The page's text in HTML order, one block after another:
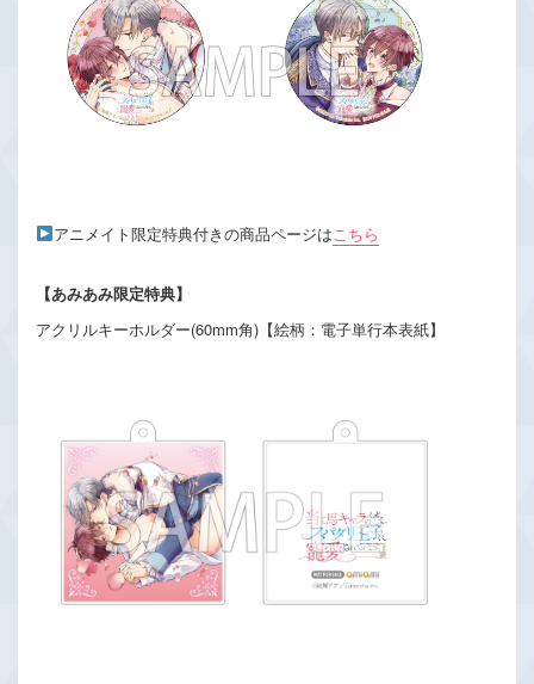
アニメイト限定特典付きの商品ページは こちら
【あみあみ限定特典】
アクリルキーホルダー(60mm角)【絵柄：電子単行本表紙】